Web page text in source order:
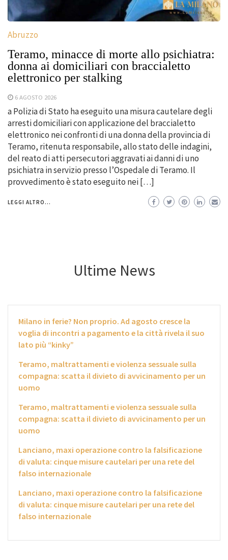
Abruzzo
Teramo, minacce di morte allo psichiatra:
donna ai domiciliari con braccialetto
elettronico per stalking
6 AGOSTO 2026
a Polizia di Stato ha eseguito una misura cautelare degli
arresti domiciliari con applicazione del braccialetto
elettronico nei confronti di una donna della provincia di
Teramo, ritenuta responsabile, allo stato delle indagini,
del reato di atti persecutori aggravati ai danni di uno
psichiatra in servizio presso l’Ospedale di Teramo. Il
provvedimento è stato eseguito nei […]
LEGGI ALTRO...
Ultime News
Milano in ferie? Non proprio. Ad agosto cresce la
voglia di incontri a pagamento e la città rivela il suo
lato più “kinky”
Teramo, maltrattamenti e violenza sessuale sulla
compagna: scatta il divieto di avvicinamento per un
uomo
Teramo, maltrattamenti e violenza sessuale sulla
compagna: scatta il divieto di avvicinamento per un
uomo
Lanciano, maxi operazione contro la falsificazione
di valuta: cinque misure cautelari per una rete del
falso internazionale
Lanciano, maxi operazione contro la falsificazione
di valuta: cinque misure cautelari per una rete del
falso internazionale